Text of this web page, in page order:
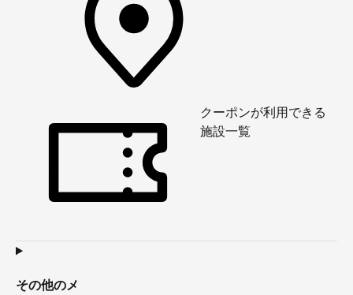
クーポンが利用できる
施設一覧
その他のメ